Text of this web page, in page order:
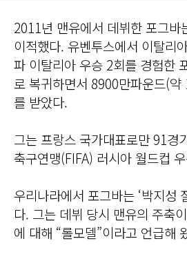
2011년 맨유에서 데뷔한 포그바
이적했다. 유벤투스에서 이탈리
파 이탈리아 우승 2회를 경험한
로 복귀하면서 8900만파운드(
를 받았다.
그는 프랑스 국가대표로만 91경
축구연맹(FIFA) 러시아 월드컵
우리나라에서 포그바는 ‘박지성
다. 그는 데뷔 당시 맨유의 주축
에 대해 “롤모델”이라고 언급해